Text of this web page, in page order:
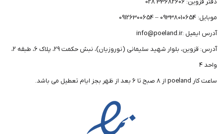
دفتر قزوین: 33682606 028
موبایل: 09338010654 – 09126300654
آدرس ایمیل :info@poeland.ir
آدرس: قزوین، بلوار شهید سلیمانی (نوروزیان)، نبش حکمت ۲۹، پلاک ۶، طبقه ۲،
واحد ۴
ساعت کار poeland از 8 صبح تا 6 بعد از ظهر بجز ایام تعطیل می باشد.